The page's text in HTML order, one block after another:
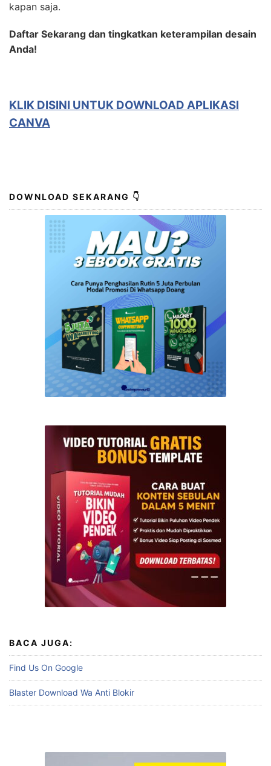
kapan saja.
Daftar Sekarang dan tingkatkan keterampilan desain
Anda!
KLIK DISINI UNTUK DOWNLOAD APLIKASI
CANVA
DOWNLOAD SEKARANG 👇
BACA JUGA:
Find Us On Google
Blaster Download Wa Anti Blokir